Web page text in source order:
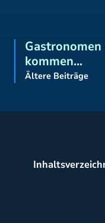
kommen…
Ältere Beiträge